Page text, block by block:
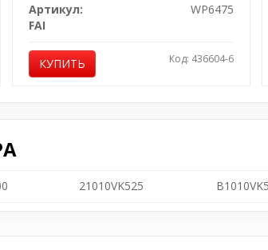
Артикул:
WP6475
FAI
КУПИТЬ Код: 436604-6
21010VK525